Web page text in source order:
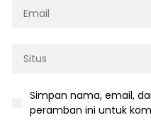
Simpan nama, email,
peramban ini untuk